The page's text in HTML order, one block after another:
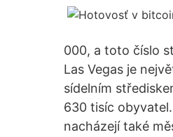
000, a toto číslo
Las Vegas je
sídelním
630 tisíc
nacházejí také